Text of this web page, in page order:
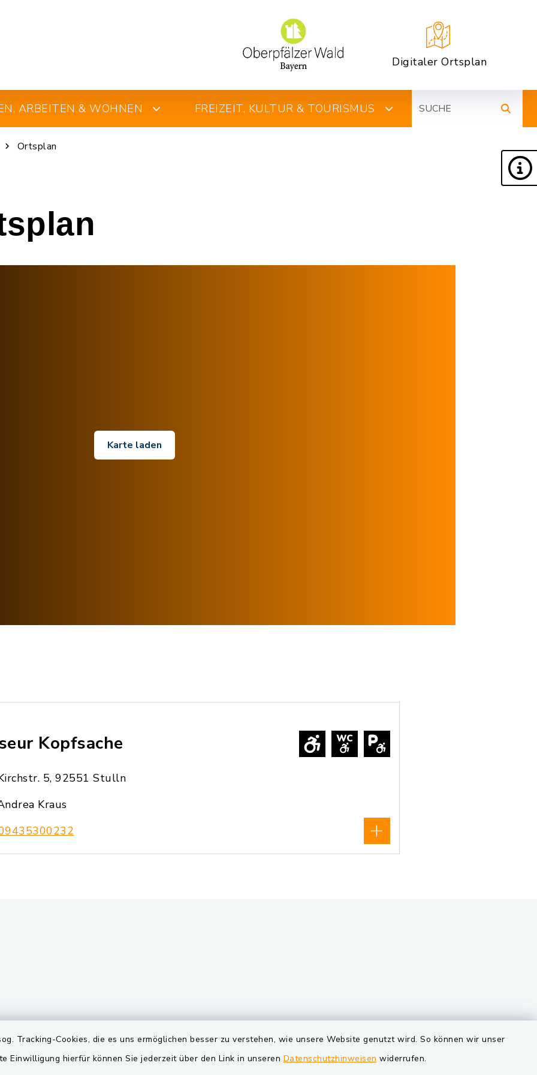
Tracking-Cookies, die es uns ermöglichen besser zu verstehen, wie unsere Website genutzt wird. So können wir unser
Einwilligung hierfür können Sie jederzeit über den Link in unseren Datenschutzhinweisen widerrufen.
Digitaler Ortsplan
ARBEITEN & WOHNEN FREIZEIT, KULTUR & TOURISMUS
Ortsplan
Karte laden
Kopfsache
5, 92551 Stulln
Kraus
Quicklinks VG und Gemeinden